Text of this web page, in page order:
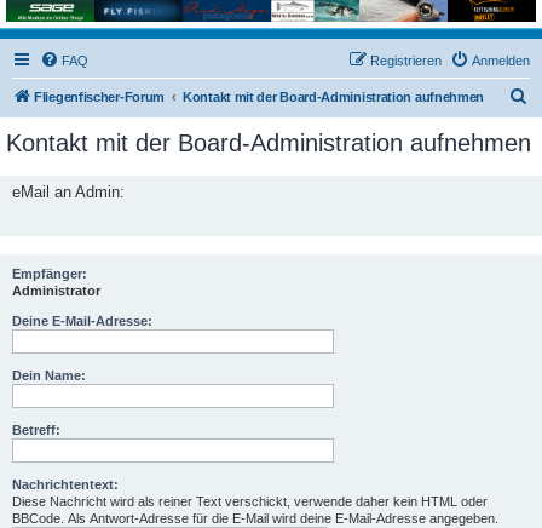
FAQ Anmelden
Registrieren
Fliegenfischer-Forum Kontakt mit der Board-Administration aufnehmen
c
Kontakt mit der Board-Administration aufnehmen
eMail an Admin:
Empfänger:
Administrator
Deine E-Mail-Adresse:
Dein Name:
Betreff:
Nachrichtentext:
Diese Nachricht wird als reiner Text verschickt, verwende daher kein HTML oder
BBCode. Als Antwort-Adresse für die E-Mail wird deine E-Mail-Adresse angegeben.